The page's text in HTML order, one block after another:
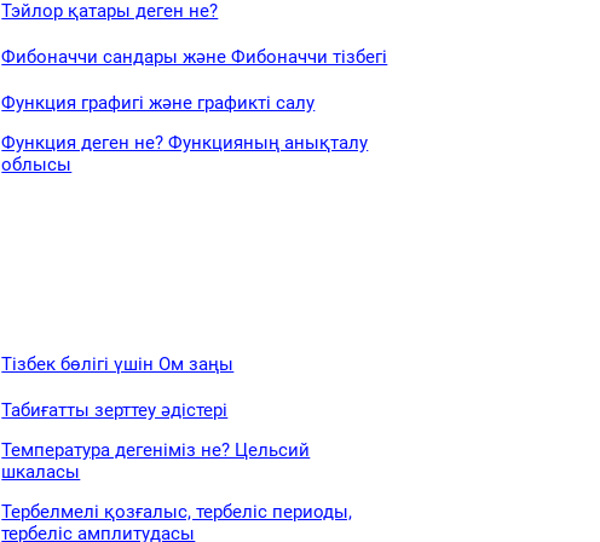
Тэйлор қатары деген не?
Фибоначчи сандары және Фибоначчи тізбегі
Функция графигі және графикті салу
Функция деген не? Функцияның анықталу
облысы
Тізбек бөлігі үшін Ом заңы
Табиғатты зерттеу әдістері
Температура дегеніміз не? Цельсий
шкаласы
Тербелмелі қозғалыс, тербеліс периоды,
тербеліс амплитудасы